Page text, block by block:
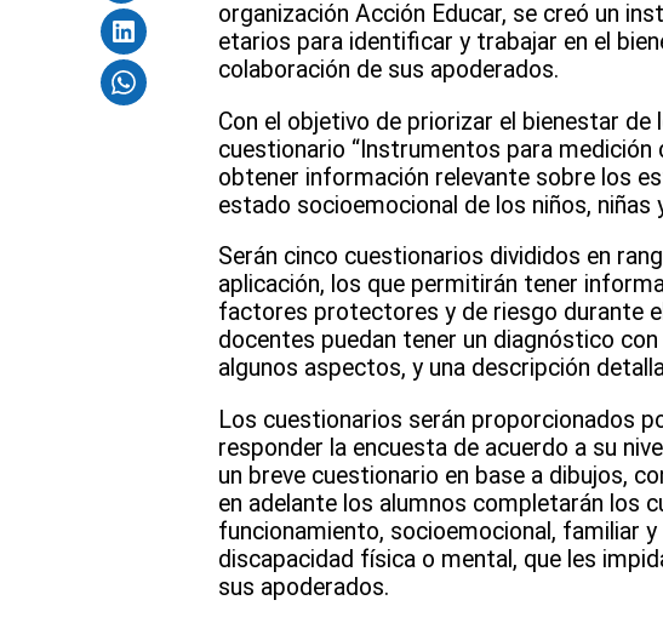
organización Acción Educar, se creó un
etarios para identificar y trabajar en el
colaboración de sus apoderados.
Con el objetivo de priorizar el bienestar de
cuestionario “Instrumentos para medición
obtener información relevante sobre los
estado socioemocional de los niños, niñas
Serán cinco cuestionarios divididos en
aplicación, los que permitirán tener
factores protectores y de riesgo durante
docentes puedan tener un diagnóstico
algunos aspectos, y una descripción
Los cuestionarios serán proporcionados
responder la encuesta de acuerdo a su
un breve cuestionario en base a dibujos,
en adelante los alumnos completarán los
funcionamiento, socioemocional, familiar
discapacidad física o mental, que les
sus apoderados.